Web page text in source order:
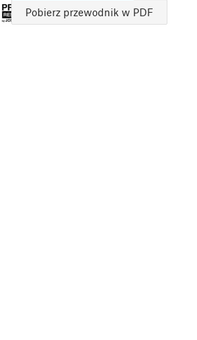
Pobierz przewodnik w PDF